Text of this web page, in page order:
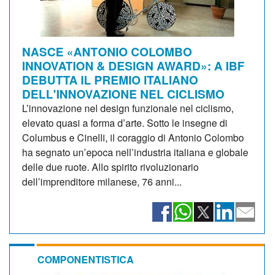
NASCE «ANTONIO COLOMBO
INNOVATION & DESIGN AWARD»: A IBF
DEBUTTA IL PREMIO ITALIANO
DELL'INNOVAZIONE NEL CICLISMO
L’innovazione nel design funzionale nel ciclismo,
elevato quasi a forma d’arte. Sotto le insegne di
Columbus e Cinelli, il coraggio di Antonio Colombo
ha segnato un’epoca nell’industria italiana e globale
delle due ruote. Allo spirito rivoluzionario
dell’imprenditore milanese, 76 anni...
COMPONENTISTICA